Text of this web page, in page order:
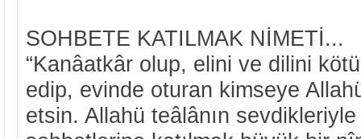
SOHBETE KATILMAK NİMETİ...
“Kanâatkâr olup, elini ve dilini
edip, evinde oturan kimseye
etsin. Allahü teâlânın